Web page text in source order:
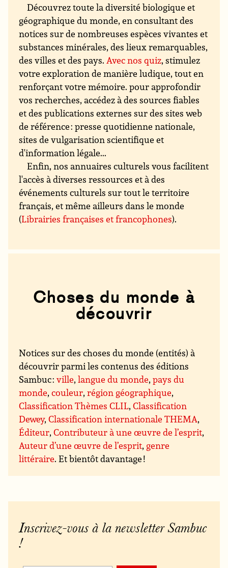
Découvrez toute la diversité biologique et
géographique du monde, en consultant des
notices sur de nombreuses espèces vivantes et
substances minérales, des lieux remarquables,
des villes et des pays.Avec nos quiz, stimulez
votre exploration de manière ludique, tout en
renforçant votre mémoire. pour approfondir
vos recherches, accédez à des sources fiables
et des publications externes sur des sites web
de référence : presse quotidienne nationale,
sites de vulgarisation scientifique et
d'information légale...
Enfin, nos annuaires culturels vous facilitent
l'accès à diverses ressources et à des
événements culturels sur tout le territoire
français, et même ailleurs dans le monde
(Librairies françaises et francophones).
Choses du monde à
découvrir
Notices sur des choses du monde (entités) à
découvrir parmi les contenus des éditions
Sambuc :ville,langue du monde,pays du
monde,couleur,région géographique,
Classification Thèmes CLIL,Classification
Dewey,Classification internationale THEMA,
Éditeur,Contributeur à une œuvre de l’esprit,
Auteur d’une œuvre de l’esprit, genre
littéraire. Et bientôt davantage !
Inscrivez-vous à la newsletter Sambuc
!